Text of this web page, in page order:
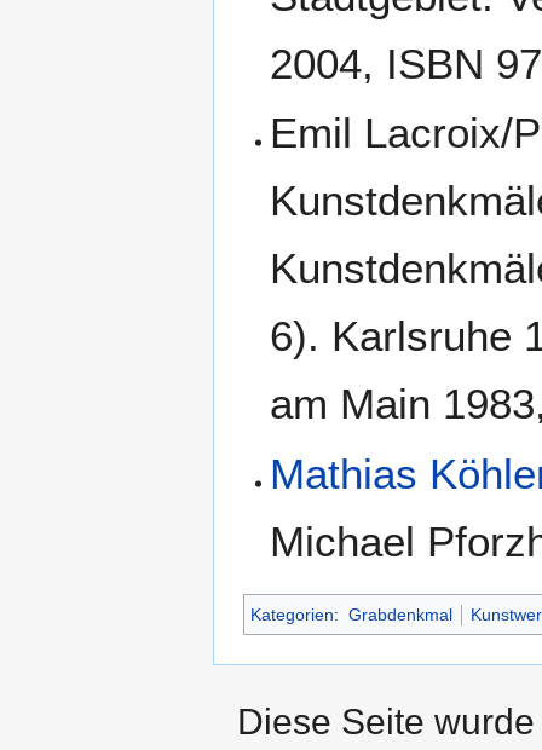
2004, ISBN
Emil Lacroix/
6). Karlsruhe
am Main
Mathias
Michael
Kategorien: Grabdenkmal
Diese Seite